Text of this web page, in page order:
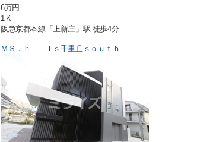
6万円
1Ｋ
阪急京都本線「上新庄」駅 徒歩4分
ＭＳ．ｈｉｌｌｓ千里丘ｓｏｕｔｈ